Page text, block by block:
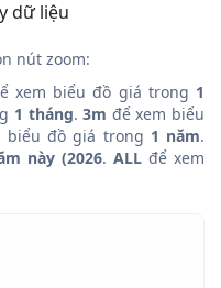
dữ liệu
nút zoom:
xem biểu đồ giá trong 1
1 tháng.3m để xem biểu
biểu đồ giá trong 1 năm.
này (2026. ALLđể xem